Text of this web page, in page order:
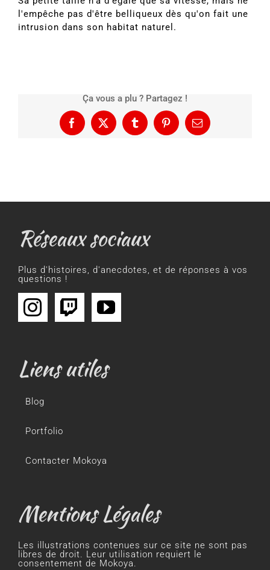
l'empêche pas d'être belliqueux dès qu'on fait une
intrusion dans son habitat naturel.
Ça vous a plu ? Partagez !
Facebook
X TumblrPinterestEmail
Réseaux sociaux
Plus d'histoires, d'anecdotes, et de réponses à vos
questions !
Liens utiles
Blog
Portfolio
Contacter Mokoya
Mentions Légales
Les illustrations contenues sur ce site ne sont pas
libres de droit. Leur utilisation requiert le
consentement de Mokoya.